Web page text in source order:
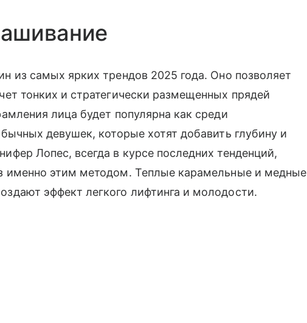
из самых ярких трендов 2025 года. Оно позволяет
тонких и стратегически размещенных прядей
лица будет популярна как среди
девушек, которые хотят добавить глубину и
Лопес, всегда в курсе последних тенденций,
именно этим методом. Теплые карамельные и медные
эффект легкого лифтинга и молодости.